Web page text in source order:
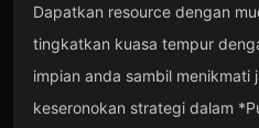
Dapatkan resource dengan
tingkatkan kuasa tempur
impian anda sambil menikmati
keseronokan strategi dalam